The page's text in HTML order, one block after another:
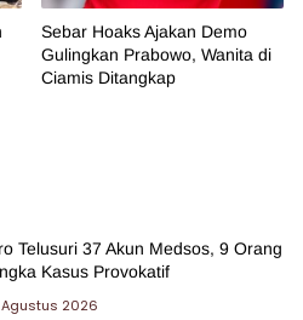
Sebar Hoaks Ajakan Demo
Gulingkan Prabowo, Wanita di
Ciamis Ditangkap
Telusuri 37 Akun Medsos, 9 Orang
Kasus Provokatif
Agustus 2026